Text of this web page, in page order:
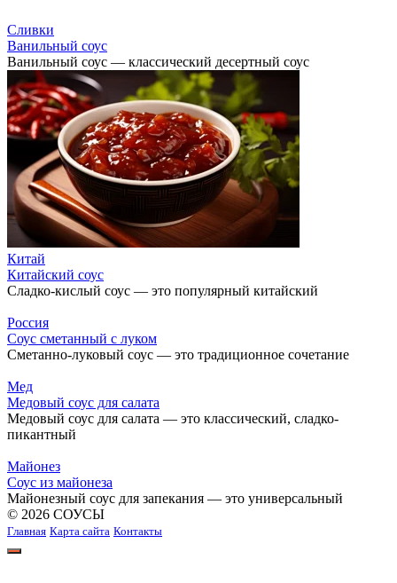
Сливки
Ванильный соус
Ванильный соус — классический десертный соус
Китай
Китайский соус
Сладко-кислый соус — это популярный китайский
Россия
Соус сметанный с луком
Сметанно-луковый соус — это традиционное сочетание
Мед
Медовый соус для салата
Медовый соус для салата — это классический, сладко-
пикантный
Майонез
Соус из майонеза
Майонезный соус для запекания — это универсальный
© 2026 СОУСЫ
Главная Карта сайта Контакты